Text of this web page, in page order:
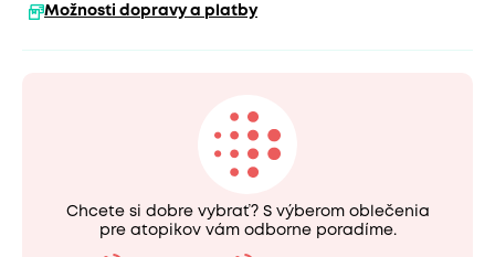
Možnosti dopravy a platby
Chcete si dobre vybrať? S výberom oblečenia
pre atopikov vám odborne poradíme.